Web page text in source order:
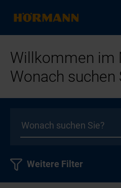
Willkommen im
Wonach suchen
Weitere Filter